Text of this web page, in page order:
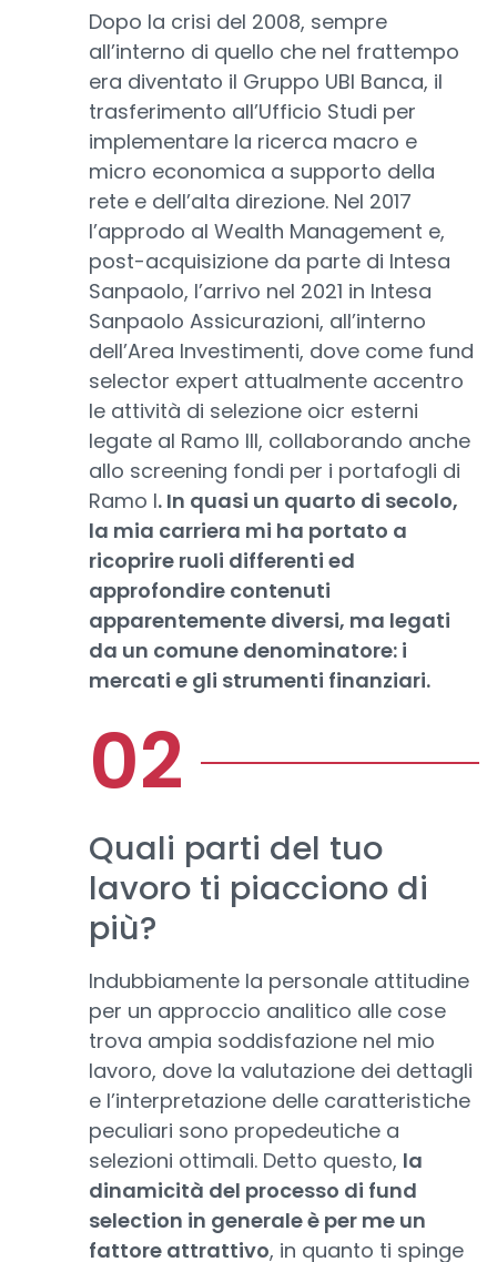
Dopo la crisi del 2008, sempre
all’interno di quello che nel frattempo
era diventato il Gruppo UBI Banca, il
trasferimento all’Ufficio Studi per
implementare la ricerca macro e
micro economica a supporto della
rete e dell’alta direzione. Nel 2017
l’approdo al Wealth Management e,
post-acquisizione da parte di Intesa
Sanpaolo, l’arrivo nel 2021 in Intesa
Sanpaolo Assicurazioni, all’interno
dell’Area Investimenti, dove come fund
selector expert attualmente accentro
le attività di selezione oicr esterni
legate al Ramo III, collaborando anche
allo screening fondi per i portafogli di
Ramo I. In quasi un quarto di secolo,
la mia carriera mi ha portato a
ricoprire ruoli differenti ed
approfondire contenuti
apparentemente diversi, ma legati
da un comune denominatore: i
mercati e gli strumenti finanziari.
Quali parti del tuo
lavoro ti piacciono di
più?
Indubbiamente la personale attitudine
per un approccio analitico alle cose
trova ampia soddisfazione nel mio
lavoro, dove la valutazione dei dettagli
e l’interpretazione delle caratteristiche
peculiari sono propedeutiche a
selezioni ottimali. Detto questo, la
dinamicità del processo di fund
selection in generale è per me un
fattore attrattivo, in quanto ti spinge